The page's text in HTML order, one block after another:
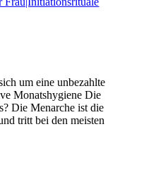
um eine unbezahlte
Monatshygiene Die
Die Menarche ist die
tritt bei den meisten